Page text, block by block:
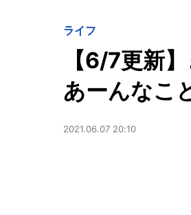
ライフ
【6/7更新
あーんなこ
2021.06.07 20:10